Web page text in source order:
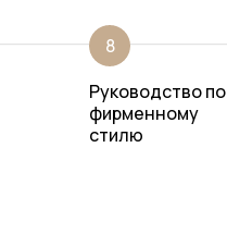
Руководство по
фирменному
стилю
8